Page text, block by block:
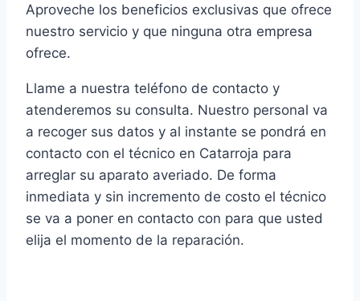
Aproveche los beneficios exclusivas que ofrece
nuestro servicio y que ninguna otra empresa
ofrece.
Llame a nuestra teléfono de contacto y
atenderemos su consulta. Nuestro personal va
a recoger sus datos y al instante se pondrá en
contacto con el técnico en Catarroja para
arreglar su aparato averiado. De forma
inmediata y sin incremento de costo el técnico
se va a poner en contacto con para que usted
elija el momento de la reparación.